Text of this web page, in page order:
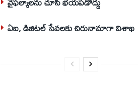
ఏఐ, డిజిటల్ సేవలకు చిరునామాగా విశాఖ